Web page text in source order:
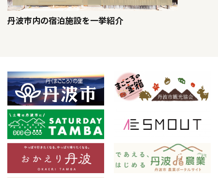
丹波市内の宿泊施設を一挙紹介